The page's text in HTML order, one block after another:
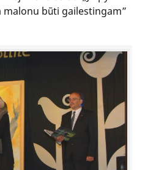
būti gailestingam”